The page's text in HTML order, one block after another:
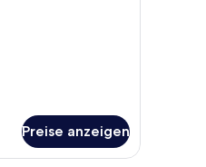
Preise anzeigen